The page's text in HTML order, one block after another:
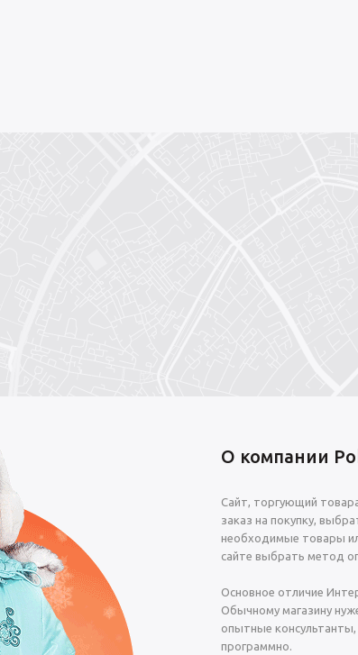
О компании
Сайт, торгующий
заказ на покупку,
необходимые товары
сайте выбрать метод
Основное отличие
Обычному магазину
опытные консультанты,
программно.